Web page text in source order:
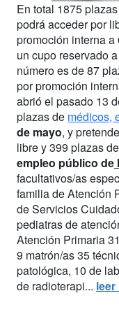
En total 1875
podrá acceder por
promoción interna
un cupo reservado
número es de 87
por promoción
abrió el pasado 13
plazas de médicos,
de mayo, y
libre y 399 plazas
empleo público de
facultativos/as
familia de Atención
de Servicios
pediatras de
Atención Primaria
9 matrón/as 35
patológica, 10 de
de radioterapi... leer